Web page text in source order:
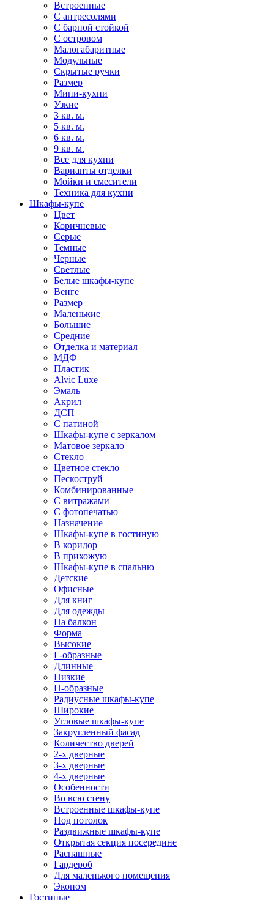
Встроенные
С антресолями
С барной стойкой
С островом
Малогабаритные
Модульные
Скрытые ручки
Размер
Мини-кухни
Узкие
3 кв. м.
5 кв. м.
6 кв. м.
9 кв. м.
Все для кухни
Варианты отделки
Мойки и смесители
Техника для кухни
Шкафы-купе
Цвет
Коричневые
Серые
Темные
Черные
Светлые
Белые шкафы-купе
Венге
Размер
Маленькие
Большие
Средние
Отделка и материал
МДФ
Пластик
Alvic Luxe
Эмаль
Акрил
ДСП
С патиной
Шкафы-купе с зеркалом
Матовое зеркало
Стекло
Цветное стекло
Пескоструй
Комбинированные
С витражами
С фотопечатью
Назначение
Шкафы-купе в гостиную
В коридор
В прихожую
Шкафы-купе в спальню
Детские
Офисные
Для книг
Для одежды
На балкон
Форма
Высокие
Г-образные
Длинные
Низкие
П-образные
Радиусные шкафы-купе
Широкие
Угловые шкафы-купе
Закругленный фасад
Количество дверей
2-х дверные
3-х дверные
4-х дверные
Особенности
Во всю стену
Встроенные шкафы-купе
Под потолок
Раздвижные шкафы-купе
Открытая секция посередине
Распашные
Гардероб
Для маленького помещения
Эконом
Гостиные